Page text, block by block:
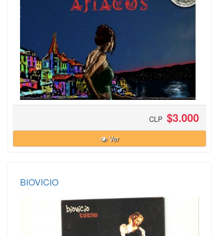
CLP $3.000
Ver
BIOVICIO